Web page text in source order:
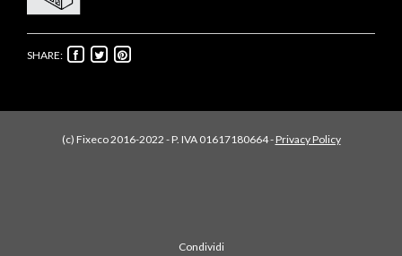
SHARE:
(c) Fixeco 2016-2022 - P. IVA 01617180664 -Privacy Policy
Condividi